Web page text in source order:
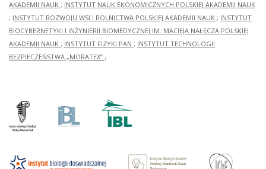
AKADEMII NAUK ; INSTYTUT NAUK EKONOMICZNYCH POLSKIEJ AKADEMII NAUK
; INSTYTUT ROZWOJU WSI I ROLNICTWA POLSKIEJ AKADEMII NAUK ; INSTYTUT
BIOCYBERNETYKI I INŻYNIERII BIOMEDYCZNEJ IM. MACIEJA NAŁĘCZA POLSKIEJ
AKADEMII NAUK ; INSTYTUT FIZYKI PAN ; INSTYTUT TECHNOLOGII
BEZPIECZEŃSTWA „MORATEX” ;